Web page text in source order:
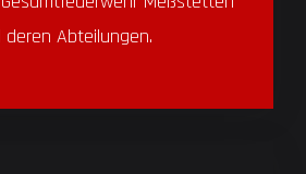
deren Abteilungen.